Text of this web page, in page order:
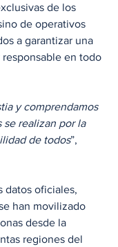
de los
de operativos
a garantizar una
en todo
y comprendamos
se realizan por la
de todos”,
datos oficiales,
han movilizado
desde la
regiones del